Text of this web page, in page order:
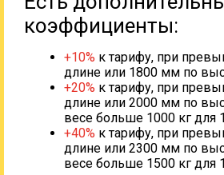
коэффициенты:
+10% к тарифу, при
длине или 1800 мм по
+20% к тарифу, при
длине или 2000 мм по
весе больше 1000 кг для
+40% к тарифу, при
длине или 2300 мм по
весе больше 1500 кг для